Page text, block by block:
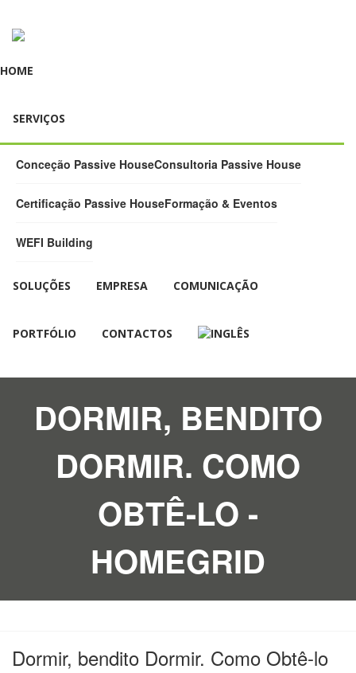
HOME
SERVIÇOS
Conceção Passive HouseConsultoria Passive House
Certificação Passive HouseFormação & Eventos
WEFI Building
SOLUÇÕES EMPRESA COMUNICAÇÃO
PORTFÓLIO CONTACTOS
DORMIR, BENDITO
DORMIR. COMO
OBTÊ-LO -
HOMEGRID
Dormir, bendito Dormir. Como Obtê-lo